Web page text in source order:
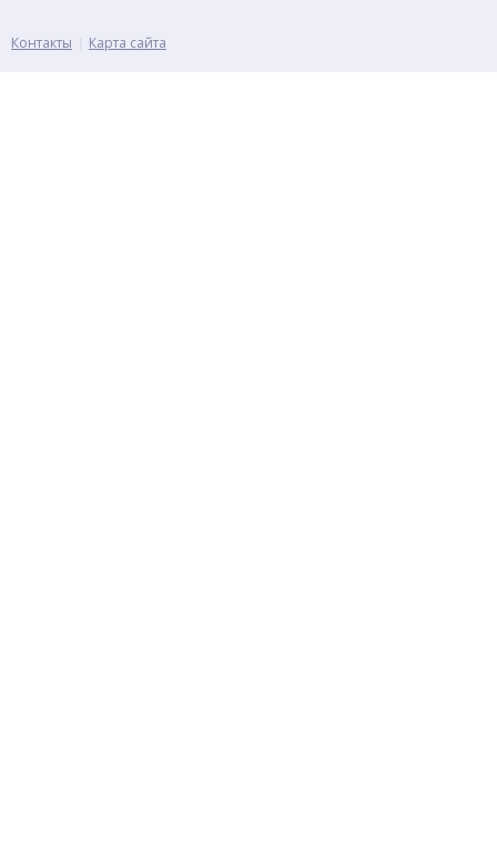
Контакты Карта сайта